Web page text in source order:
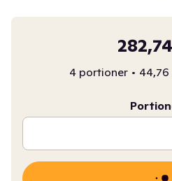
4 portioner •